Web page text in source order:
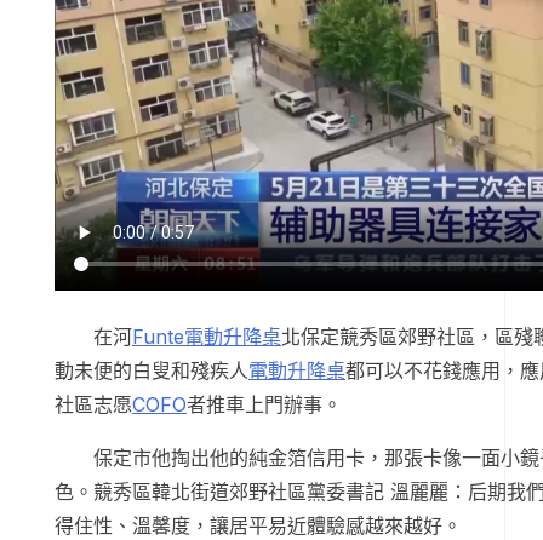
在河Funte電動升降桌北保定競秀區郊野社區，區殘
動未便的白叟和殘疾人電動升降桌都可以不花錢應用，
社區志愿COFO者推車上門辦事。
保定市他掏出他的純金箔信用卡，那張卡像一面小
色。競秀區韓北街道郊野社區黨委書記 溫麗麗：后期我
得住性、溫馨度，讓居平易近體驗感越來越好。